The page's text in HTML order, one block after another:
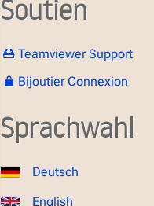
Soutien
Teamviewer Support
Bijoutier Connexion
Sprachwahl
Deutsch
English